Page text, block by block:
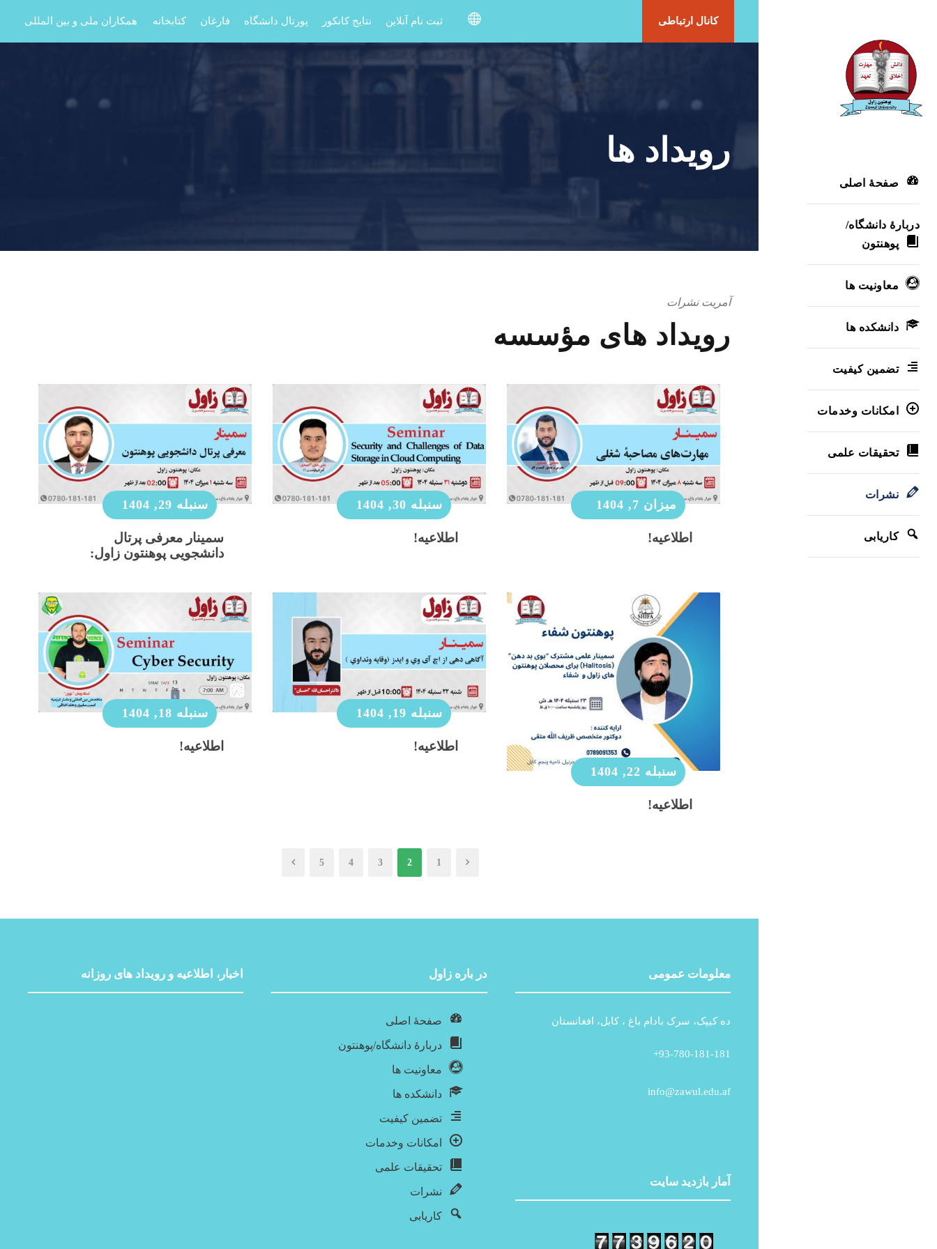
صفحۀ اصلی
دربارۀ‌ دانشگاه/
پوهنتون
معاونیت ها
دانشکده ها
تضمین کیفیت
امکانات وخدمات
تحقیقات علمی
نشرات
کاریابی
ثبت نام آنلاین نتایج کانکور پورتال دانشگاه فارغان کتابخانه همکاران ملی و بین المللی کانال ارتباطی
رویداد ها
آمریت نشرات
رویداد های مؤسسه
میزان 7, 1404
اطلاعیه!
سنبله 30, 1404
اطلاعیه!
سنبله 29, 1404
سمینار معرفی پرتال
دانشجویی پوهنتون زاول:
سنبله 22, 1404
اطلاعیه!
سنبله 19, 1404
اطلاعیه!
سنبله 18, 1404
اطلاعیه!
1
2
3
4
5
معلومات عمومی
ده کیپک، سرک بادام باغ ، کابل، افغانستان
93-780-181-181+
info@zawul.edu.af
آمار بازدید سایت
در باره‌ زاول
صفحۀ اصلی
دربارۀ‌ دانشگاه/پوهنتون
معاونیت ها
دانشکده ها
تضمین کیفیت
امکانات وخدمات
تحقیقات علمی
نشرات
کاریابی
اخبار، اطلاعیه و رویداد های روزانه